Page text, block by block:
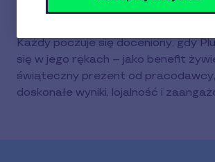
można się cieszyć w życiu małymi
Każdy poczuje się doceniony, gdy
się w jego rękach – jako benefit
świąteczny prezent od
doskonałe wyniki, lojalność i